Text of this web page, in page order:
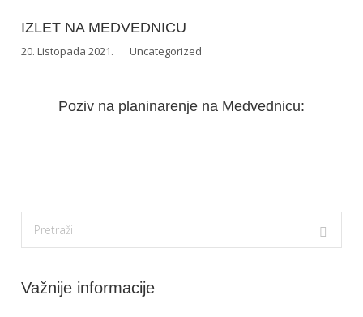
IZLET NA MEDVEDNICU
20. Listopada 2021. Uncategorized
Poziv na planinarenje na Medvednicu:
Važnije informacije